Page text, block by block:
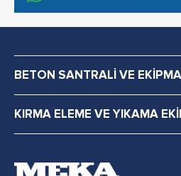
BETON SANTRALİ VE
KIRMA ELEME VE YIKAMA